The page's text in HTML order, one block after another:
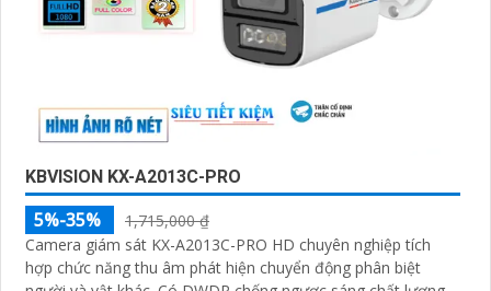
KBVISION KX-A2013C-PRO
5%-35%
1,715,000 ₫
Camera giám sát KX-A2013C-PRO HD chuyên nghiệp tích
hợp chức năng thu âm phát hiện chuyển động phân biệt